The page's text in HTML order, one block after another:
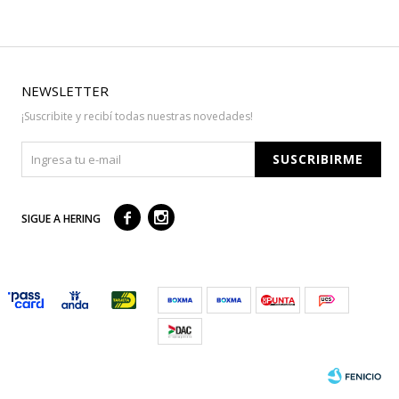
NEWSLETTER
¡Suscribite y recibí todas nuestras novedades!
SUSCRIBIRME
SIGUE A HERING  